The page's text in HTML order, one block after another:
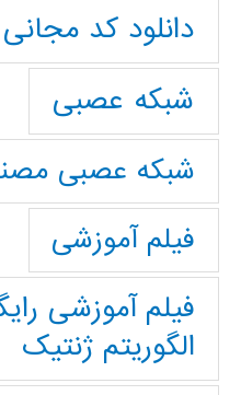
دانلود کد مجانی
شبکه عصبی
شبکه عصبی
فیلم آموزشی
فیلم آموزشی
الگوریتم ژنتیک